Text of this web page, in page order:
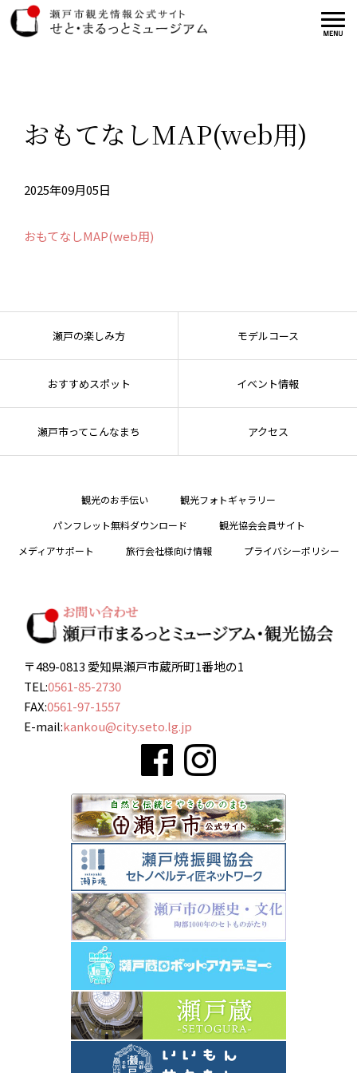
おもてなしMAP(web用)
2025年09月05日
おもてなしMAP(web用)
瀬戸の楽しみ方 モデルコース
おすすめスポット イベント情報
瀬戸市ってこんなまち アクセス
観光のお手伝い
観光フォトギャラリー
パンフレット無料ダウンロード
観光協会会員サイト
メディアサポート
旅行会社様向け情報 プライバシーポリシー
〒489-0813 愛知県瀬戸市蔵所町1番地の1
TEL:0561-85-2730
FAX:0561-97-1557
E-mail:kankou@city.seto.lg.jp